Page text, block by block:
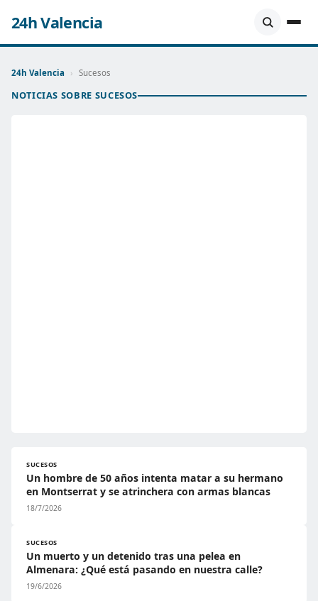
24h Valencia
24h Valencia › Sucesos
NOTICIAS SOBRE SUCESOS
SUCESOS
Un hombre de 50 años intenta matar a su hermano
en Montserrat y se atrinchera con armas blancas
18/7/2026
SUCESOS
Un muerto y un detenido tras una pelea en
Almenara: ¿Qué está pasando en nuestra calle?
19/6/2026